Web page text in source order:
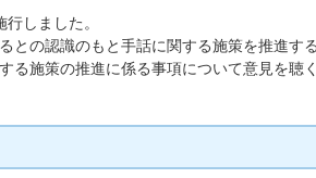
しました。
との認識のもと手話に関する施策を推進する
る施策の推進に係る事項について意見を聴く